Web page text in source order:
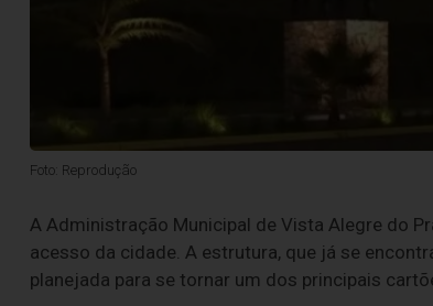
Foto: Reprodução
A Administração Municipal de Vista Alegre do
acesso da cidade. A estrutura, que já se
planejada para se tornar um dos principais